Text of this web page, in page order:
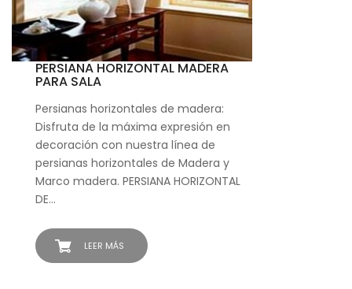
LEER MÁS
PERSIANA HORIZONTAL MADERA
PARA SALA
Persianas horizontales de madera:
Disfruta de la máxima expresión en
decoración con nuestra línea de
persianas horizontales de Madera y
Marco madera. PERSIANA HORIZONTAL
DE…